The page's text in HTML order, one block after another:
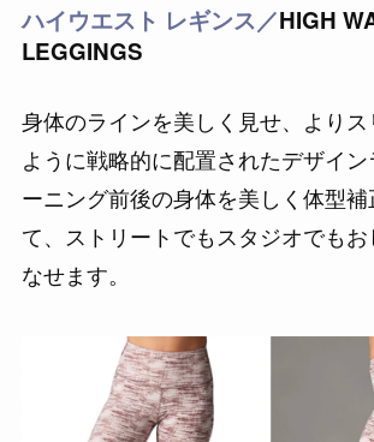
ハイウエスト レギンス／HIGH
LEGGINGS
身体のラインを美しく見せ、より
ように戦略的に配置されたデザイ
ーニング前後の身体を美しく体型
て、ストリートでもスタジオでもお
なせます。